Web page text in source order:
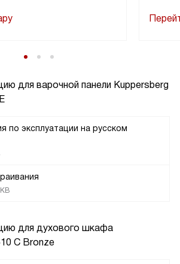
для варочной панели Kuppersberg
по эксплуатации на русском
для духового шкафа
C Bronze